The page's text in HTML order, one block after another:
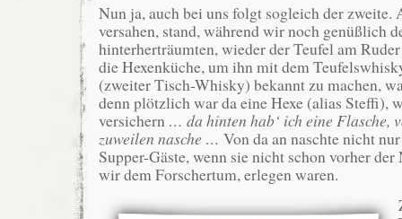
Nun ja, auch bei uns folgt sogleich der zweite.
versahen, stand, während wir noch genüßlich
hinterherträumten, wieder der Teufel am
die Hexenküche, um ihn mit dem
(zweiter Tisch-Whisky) bekannt zu machen,
denn plötzlich war da eine Hexe (alias Steffi),
versichern … da hinten hab‘ ich eine Flasche,
zuweilen nasche … Von da an naschte nicht
Supper-Gäste, wenn sie nicht schon vorher der
wir dem Forschertum, erlegen waren.